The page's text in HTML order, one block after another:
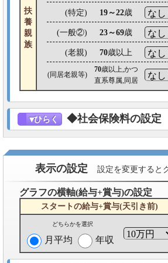
扶
養
親
族
(特定) 19～22歳
(一般②) 23～69歳
(老親) 70歳以上
(同居老親等)
70歳以上,かつ
直系尊属,同居
▼ひらく ◆社会保険料の設定
表示の設定 設定を変更すると
グラフの横軸(給与+賞与)の設定
スタートの給与+賞与(天引き前)
どちらかを選択
月平均 年収